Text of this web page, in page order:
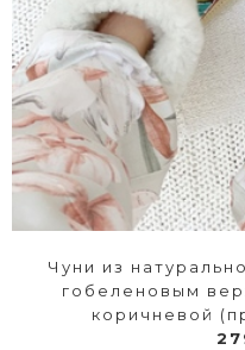
Чуни из
гобеленовым
коричневой